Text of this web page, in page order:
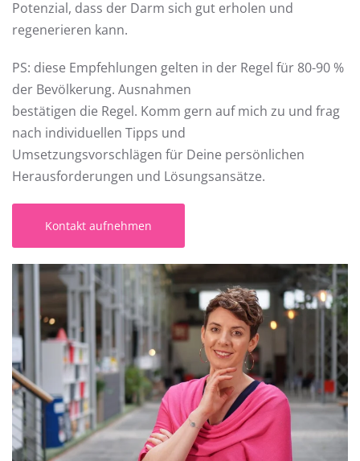
Potenzial, dass der Darm sich gut erholen und
regenerieren kann.
PS: diese Empfehlungen gelten in der Regel für 80-90 %
der Bevölkerung. Ausnahmen
bestätigen die Regel. Komm gern auf mich zu und frag
nach individuellen Tipps und
Umsetzungsvorschlägen für Deine persönlichen
Herausforderungen und Lösungsansätze.
Kontakt aufnehmen